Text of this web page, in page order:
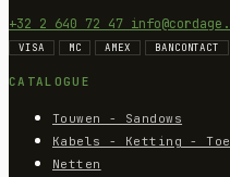
+32 2 640 72 47
VISA MC AMEX BANCONTACT
CATALOGUE
Touwen - Sandows
Kabels - Ketting -
Netten